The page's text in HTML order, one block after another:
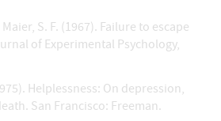
S. F. (1967). Failure to escape
of Experimental Psychology,
Helplessness: On depression,
San Francisco: Freeman.